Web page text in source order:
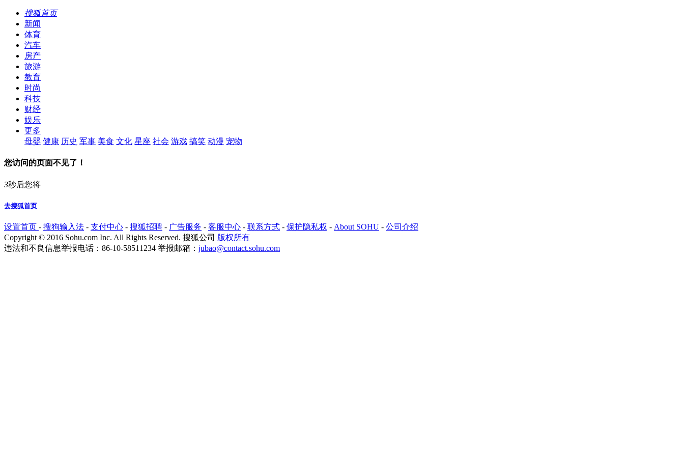
搜狐首页
新闻
体育
汽车
房产
旅游
教育
时尚
科技
财经
娱乐
更多
母婴 健康 历史 军事 美食 文化 星座 社会 游戏 搞笑 动漫 宠物
您访问的页面不见了！
3秒后您将
去搜狐首页
设置首页 - 搜狗输入法 - 支付中心 - 搜狐招聘 - 广告服务 - 客服中心 - 联系方式 - 保护隐私权 - About SOHU - 公司介绍
Copyright © 2016 Sohu.com Inc. All Rights Reserved. 搜狐公司 版权所有
违法和不良信息举报电话：86-10-58511234 举报邮箱： jubao@contact.sohu.com